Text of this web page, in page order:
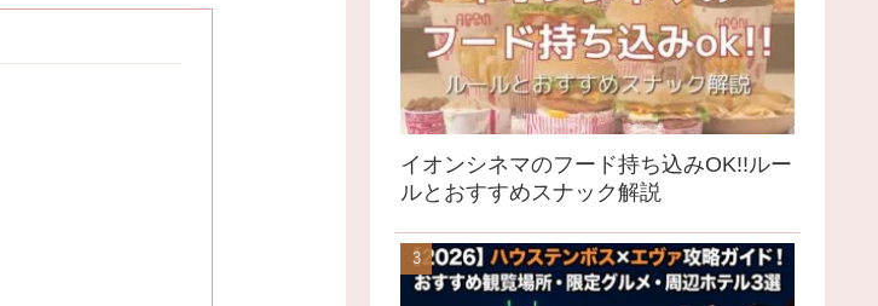
イオンシネマのフード持ち込みOK!!ルー
ルとおすすめスナック解説